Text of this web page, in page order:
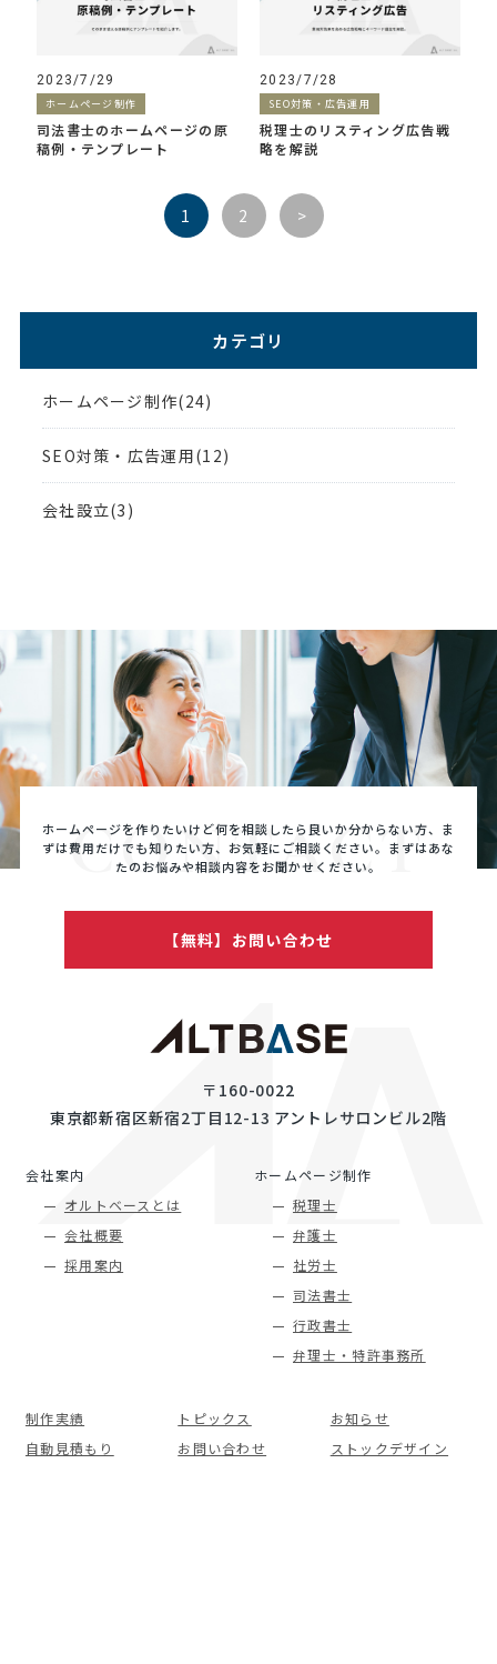
2023/7/29
ホームページ制作
司法書士のホームページの原
稿例・テンプレート
2023/7/28
SEO対策・広告運用
税理士のリスティング広告戦
略を解説
1 2 >
カテゴリ
ホームページ制作(24)
SEO対策・広告運用(12)
会社設立(3)
CONTACT
ホームページを作りたいけど何を相談したら良いか分からない方、ま
ずは費用だけでも知りたい方、 お気軽にご相談ください。まずはあな
たのお悩みや相談内容をお聞かせください。
【無料】お問い合わせ
〒160-0022
東京都新宿区新宿2丁目12-13 アントレサロンビル2階
会社案内
オルトベースとは
会社概要
採用案内
ホームページ制作
税理士
弁護士
社労士
司法書士
行政書士
弁理士・特許事務所
制作実績 トピックス
お知らせ
自動見積もり
お問い合わせ ストックデザイン